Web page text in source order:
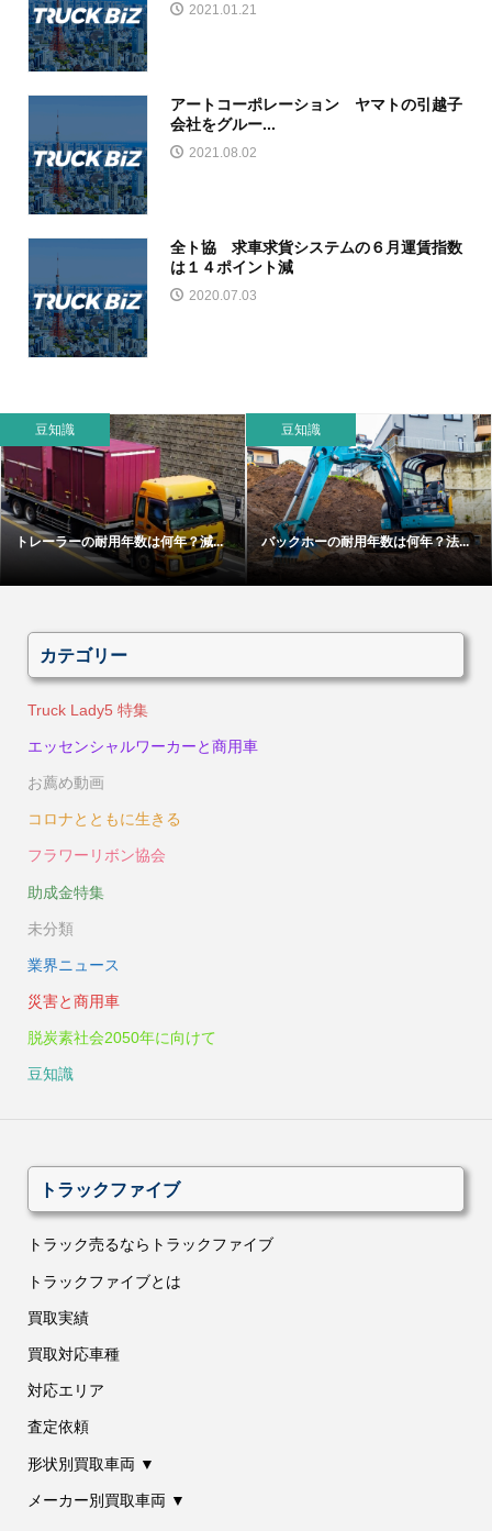
2021.01.21
アートコーポレーション ヤマトの引越子
会社をグルー...
2021.08.02
全ト協 求車求貨システムの６月運賃指数
は１４ポイント減
2020.07.03
豆知識
トレーラーの耐用年数は何年？減...
豆知識
バックホーの耐用年数は何年？法...
カテゴリー
Truck Lady5 特集
エッセンシャルワーカーと商用車
お薦め動画
コロナとともに生きる
フラワーリボン協会
助成金特集
未分類
業界ニュース
災害と商用車
脱炭素社会2050年に向けて
豆知識
トラックファイブ
トラック売るならトラックファイブ
トラックファイブとは
買取実績
買取対応車種
対応エリア
査定依頼
形状別買取車両 ▼
メーカー別買取車両 ▼